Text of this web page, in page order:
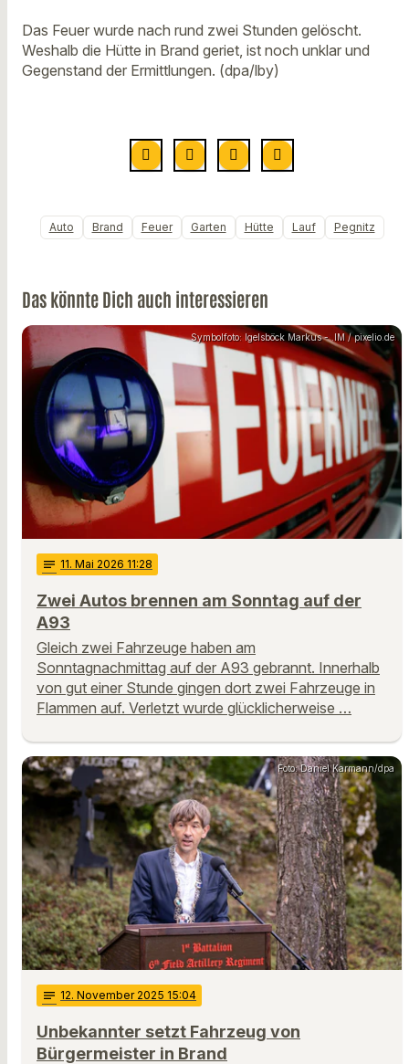
Das Feuer wurde nach rund zwei Stunden gelöscht.
Weshalb die Hütte in Brand geriet, ist noch unklar und
Gegenstand der Ermittlungen. (dpa/lby)
Auto Brand Feuer Garten Hütte Lauf Pegnitz
Das könnte Dich auch interessieren
Symbolfoto: Igelsböck Markus - .IM / pixelio.de
notes 11. Mai 2026 11:28
Zwei Autos brennen am Sonntag auf der
A93
Gleich zwei Fahrzeuge haben am
Sonntagnachmittag auf der A93 gebrannt. Innerhalb
von gut einer Stunde gingen dort zwei Fahrzeuge in
Flammen auf. Verletzt wurde glücklicherweise …
Foto: Daniel Karmann/dpa
notes 12. November 2025 15:04
Unbekannter setzt Fahrzeug von
Bürgermeister in Brand